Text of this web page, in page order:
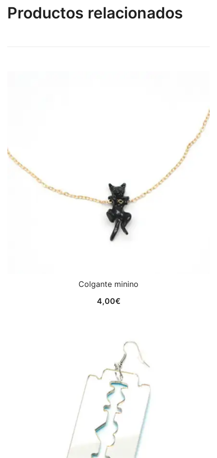
Productos relacionados
Colgante minino
4,00€